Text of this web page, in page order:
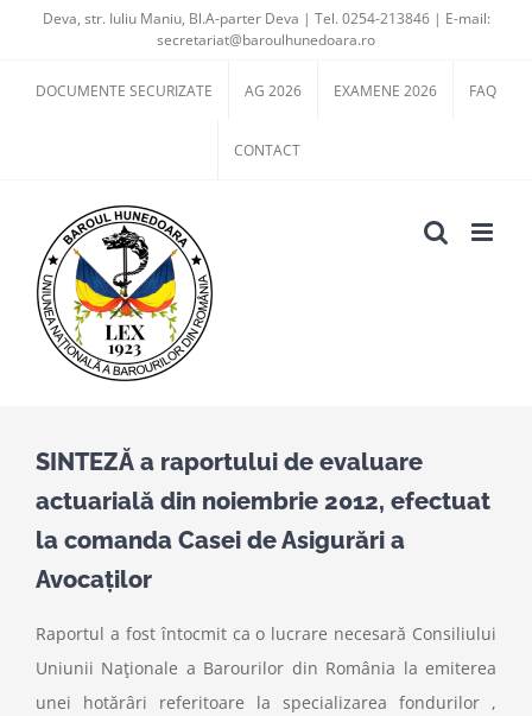
content
Deva, str. Iuliu Maniu, Bl.A-parter Deva | Tel. 0254-213846 | E-mail:
secretariat@baroulhunedoara.ro
DOCUMENTE SECURIZATE AG 2026 EXAMENE 2026 FAQ
CONTACT
SINTEZĂ a raportului de evaluare
actuarială din noiembrie 2012, efectuat
la comanda Casei de Asigurări a
Avocaţilor
Raportul a fost întocmit ca o lucrare necesară Consiliului
Uniunii Naţionale a Barourilor din România la emiterea
unei hotărâri referitoare la specializarea fondurilor ,